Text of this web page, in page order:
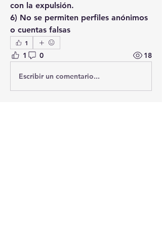
con la expulsión.
6) No se permiten perfiles anónimos
o cuentas falsas
1
1 0 18
Escribir un comentario...